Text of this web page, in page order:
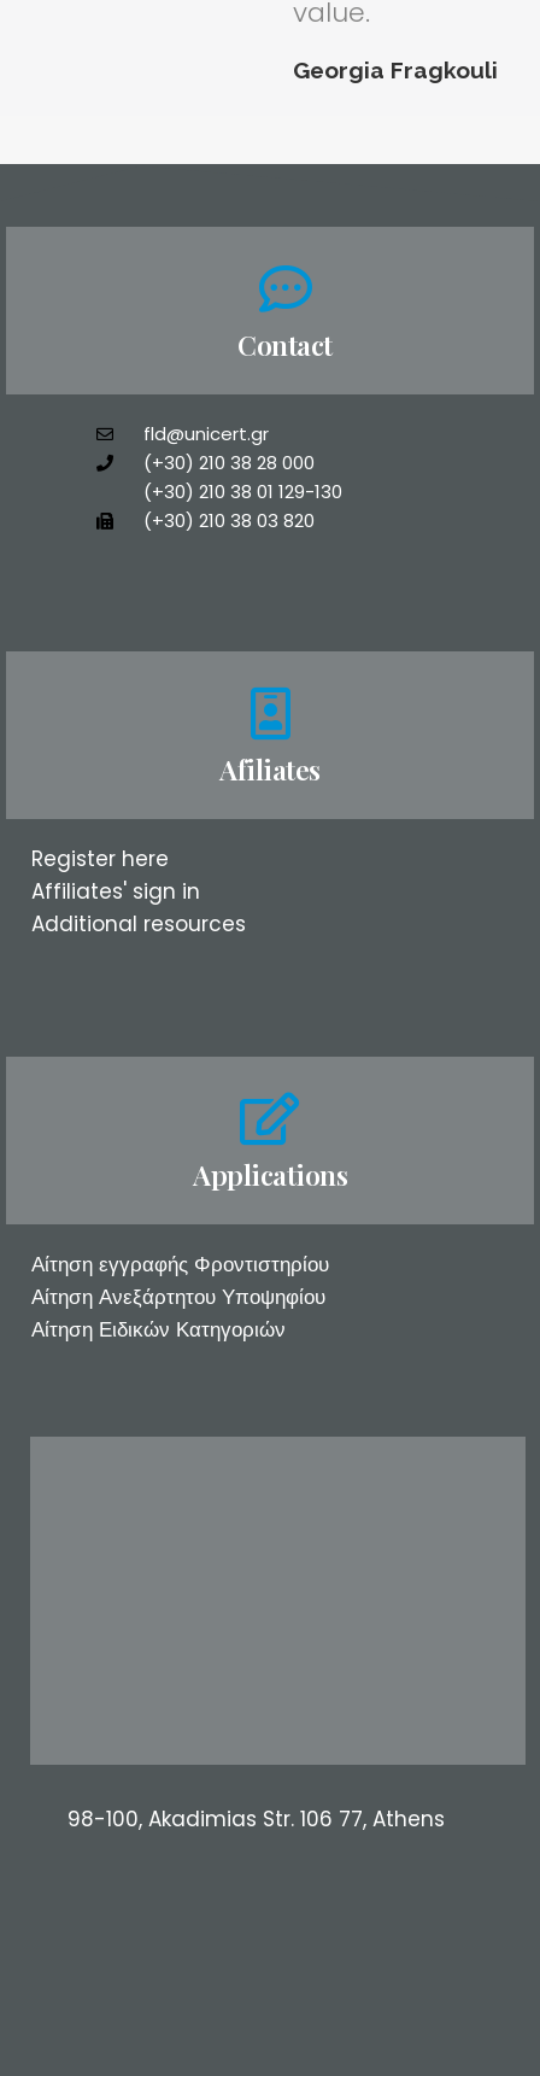
value.
Georgia Fragkouli
Contact
fld@unicert.gr
(+30) 210 38 28 000
(+30) 210 38 01 129-130
(+30) 210 38 03 820
Afiliates
Register here
Affiliates' sign in
Additional resources
Applications
Αίτηση εγγραφής Φροντιστηρίου
Αίτηση Ανεξάρτητου Υποψηφίου
Αίτηση Ειδικών Κατηγοριών
98-100, Akadimias Str. 106 77, Athens